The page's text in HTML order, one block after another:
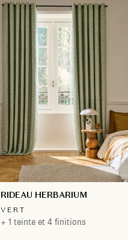
RIDEAU HERBARIUM
VERT
+ 1 teinte et 4 finitions